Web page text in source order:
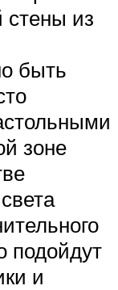
стены из
быть
зоне
подойдут
и